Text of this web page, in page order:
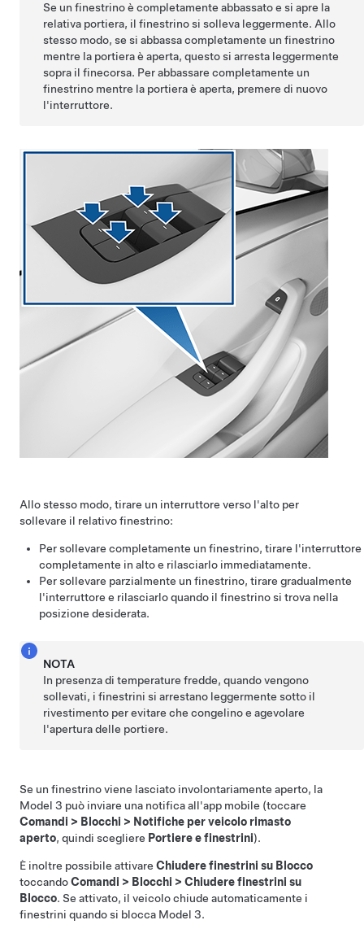
Se un finestrino è completamente abbassato e si apre la
relativa portiera, il finestrino si solleva leggermente. Allo
stesso modo, se si abbassa completamente un finestrino
mentre la portiera è aperta, questo si arresta leggermente
sopra il finecorsa. Per abbassare completamente un
finestrino mentre la portiera è aperta, premere di nuovo
l'interruttore.
Allo stesso modo, tirare un interruttore verso l'alto per
sollevare il relativo finestrino:
Per sollevare completamente un finestrino, tirare l'interruttore
completamente in alto e rilasciarlo immediatamente.
Per sollevare parzialmente un finestrino, tirare gradualmente
l'interruttore e rilasciarlo quando il finestrino si trova nella
posizione desiderata.
NOTA
In presenza di temperature fredde, quando vengono
sollevati, i finestrini si arrestano leggermente sotto il
rivestimento per evitare che congelino e agevolare
l'apertura delle portiere.
Se un finestrino viene lasciato involontariamente aperto, la
Model 3 può inviare una notifica all'app mobile (toccare
Comandi > Blocchi > Notifiche per veicolo rimasto
aperto, quindi scegliere Portiere e finestrini).
È inoltre possibile attivare Chiudere finestrini su Blocco
toccandoComandi > Blocchi > Chiudere finestrini su
Blocco. Se attivato, il veicolo chiude automaticamente i
finestrini quando si blocca Model 3.